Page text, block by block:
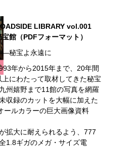
LIBRARY vol.001
宝館（PDFフォーマット）
秘宝よ永遠に
年から2015年まで、20年間
上にわたって取材してきた秘宝
州嬉野まで11館の写真を網羅
収録のカットを大幅に加えた
ールカラーの巨大画像資料
拡大に耐えられるよう、777
1.8ギガのメガ・サイズ電